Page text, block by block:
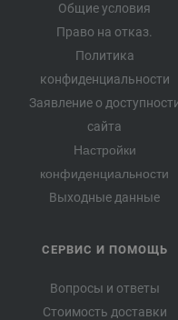
Общие условия
Право на отказ.
Политика
конфиденциальности
Заявление о
сайта
Настройки
конфиденциальности
Выходные данные
СЕРВИС И ПОМОЩЬ
Вопросы и ответы
Стоимость доставки